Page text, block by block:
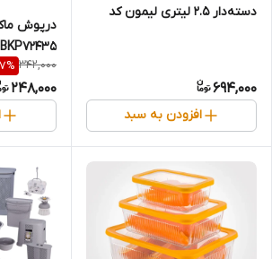
دسته‌دار ۲.۵ لیتری لیمون کد
694,000
افزودن به سبد
درپوش
BKP72435
342,000
%
248,000